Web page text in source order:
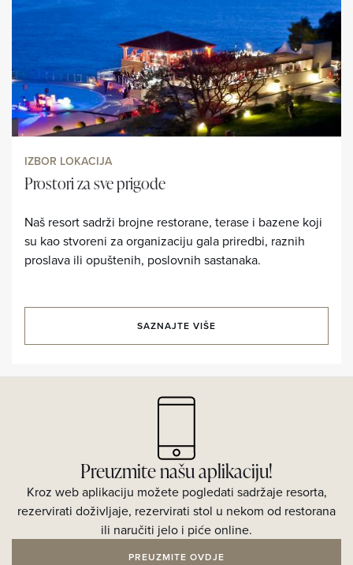
IZBOR LOKACIJA
Prostori za sve prigode
Naš resort sadrži brojne restorane, terase i bazene koji
su kao stvoreni za organizaciju gala priredbi, raznih
proslava ili opuštenih, poslovnih sastanaka.
SAZNAJTE VIŠE
Preuzmite našu aplikaciju!
Kroz web aplikaciju možete pogledati sadržaje resorta,
rezervirati doživljaje, rezervirati stol u nekom od restorana
ili naručiti jelo i piće online.
PREUZMITE OVDJE